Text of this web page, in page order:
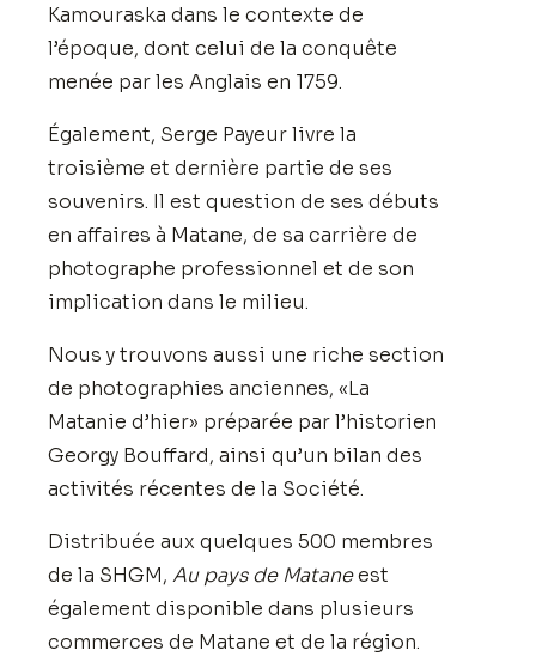
Kamouraska dans le contexte de
l’époque, dont celui de la conquête
menée par les Anglais en 1759.
Également, Serge Payeur livre la
troisième et dernière partie de ses
souvenirs. Il est question de ses débuts
en affaires à Matane, de sa carrière de
photographe professionnel et de son
implication dans le milieu.
Nous y trouvons aussi une riche section
de photographies anciennes, «La
Matanie d’hier» préparée par l’historien
Georgy Bouffard, ainsi qu’un bilan des
activités récentes de la Société.
Distribuée aux quelques 500 membres
de la SHGM, Au pays de Mataneest
également disponible dans plusieurs
commerces de Matane et de la région.